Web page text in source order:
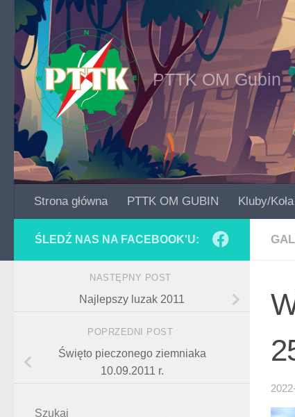
Skip to content
PTTK OM Gubin
Strona główna PTTK OM GUBIN Kluby/Koła
ŚLEDŹ NAS NA FACEBOOK'U:
NASTĘPNY POST
Najlepszy luzak 2011
POPRZEDNI POST
Święto pieczonego ziemniaka
10.09.2011 r.
Szukaj